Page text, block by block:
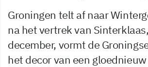
Groningen telt af naar
na het vertrek van
december, vormt de
het decor van een gloednieuw